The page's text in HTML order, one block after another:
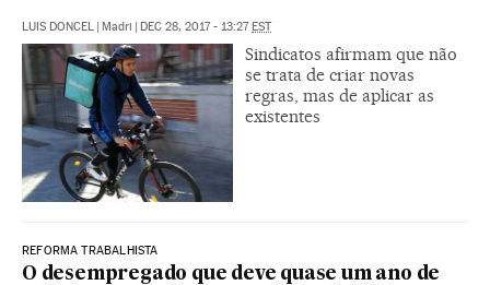
LUIS DONCEL | Madri | DEC 28, 2017 - 13:27EST
Sindicatos afirmam que não
se trata de criar novas
regras, mas de aplicar as
existentes
REFORMA TRABALHISTA
O desempregado que deve quase um ano de